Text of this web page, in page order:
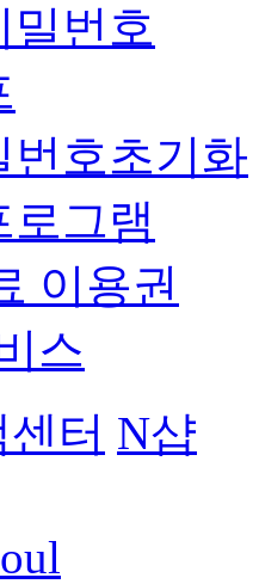
밀번호
번호초기화
로그램
이용권
스
센터 N샵